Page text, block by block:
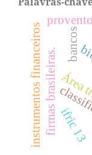
firmas brasileiras.
bancos
instrumentos financeiros ifric 13